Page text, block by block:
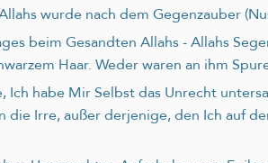
wurde nach dem Gegenzauber
beim Gesandten Allahs - Allahs
Haar. Weder waren an ihm
Ich habe Mir Selbst das Unrecht
die Irre, außer derjenige, den Ich auf